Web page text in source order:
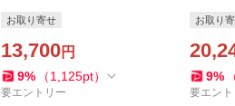
たコンフォートシューズ Mo
onStar SPORTH (お取り寄せ
商品)
お取り寄せ
13,700円
9% （1,125pt）
要エントリー
ジュア
(お取り
お取り
9%
要エント